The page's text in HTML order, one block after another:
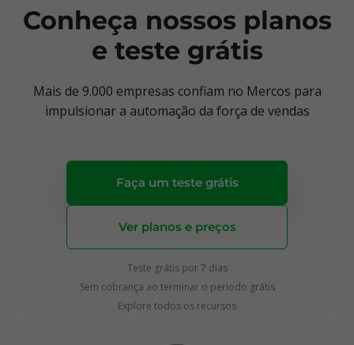
Conheça nossos planos
e teste grátis
Mais de 9.000 empresas confiam no Mercos para
impulsionar a automação da força de vendas
Faça um teste grátis
Ver planos e preços
Teste grátis por 7 dias
Sem cobrança ao terminar o período grátis
Explore todos os recursos